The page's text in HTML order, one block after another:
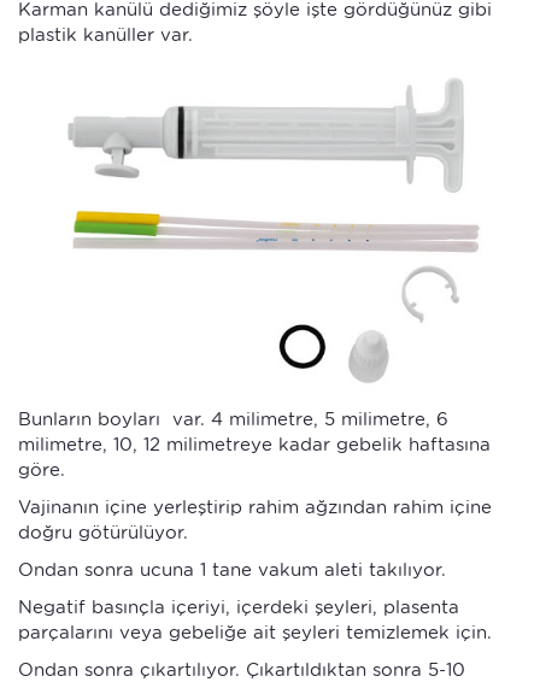
Karman kanülü dediğimiz şöyle işte gördüğünüz gibi
plastik kanüller var.
Bunların boyları var. 4 milimetre, 5 milimetre, 6
milimetre, 10, 12 milimetreye kadar gebelik haftasına
göre.
Vajinanın içine yerleştirip rahim ağzından rahim içine
doğru götürülüyor.
Ondan sonra ucuna 1 tane vakum aleti takılıyor.
Negatif basınçla içeriyi, içerdeki şeyleri, plasenta
parçalarını veya gebeliğe ait şeyleri temizlemek için.
Ondan sonra çıkartılıyor. Çıkartıldıktan sonra 5-10